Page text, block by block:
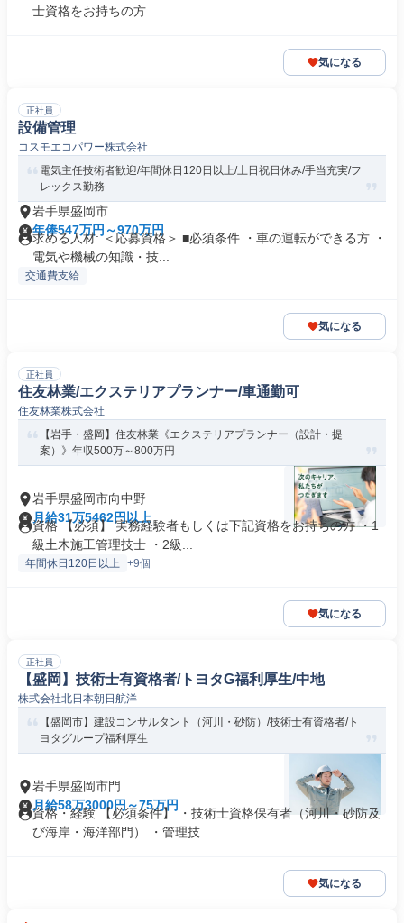
士資格をお持ちの方
気になる
正社員
設備管理
コスモエコパワー株式会社
電気主任技術者歓迎/年間休日120日以上/土日祝日休み/手当充実/フ
レックス勤務
岩手県盛岡市
年俸547万円～970万円
求める人材: ＜応募資格＞ ■必須条件 ・車の運転ができる方 ・
電気や機械の知識・技...
交通費支給
気になる
正社員
住友林業/エクステリアプランナー/車通勤可
住友林業株式会社
【岩手・盛岡】住友林業《エクステリアプランナー（設計・提
案）》年収500万～800万円
岩手県盛岡市向中野
月給31万5462円以上
資格 【必須】 実務経験者もしくは下記資格をお持ちの方 ・1
級土木施工管理技士 ・2級...
年間休日120日以上 +9個
気になる
正社員
【盛岡】技術士有資格者/トヨタG福利厚生/中地
株式会社北日本朝日航洋
【盛岡市】建設コンサルタント（河川・砂防）/技術士有資格者/ト
ヨタグループ福利厚生
岩手県盛岡市門
月給58万3000円～75万円
資格・経験 【必須条件】 ・技術士資格保有者（河川・砂防及
び海岸・海洋部門） ・管理技...
気になる